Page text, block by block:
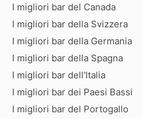
I migliori bar del Canada
I migliori bar della Svizzera
I migliori bar della Germania
I migliori bar della Spagna
I migliori bar dell'Italia
I migliori bar dei Paesi Bassi
I migliori bar del Portogallo